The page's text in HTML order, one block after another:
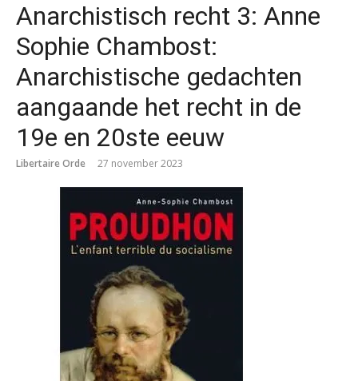
Anarchistisch recht 3: Anne
Sophie Chambost:
Anarchistische gedachten
aangaande het recht in de
19e en 20ste eeuw
Libertaire Orde 27 november 2023